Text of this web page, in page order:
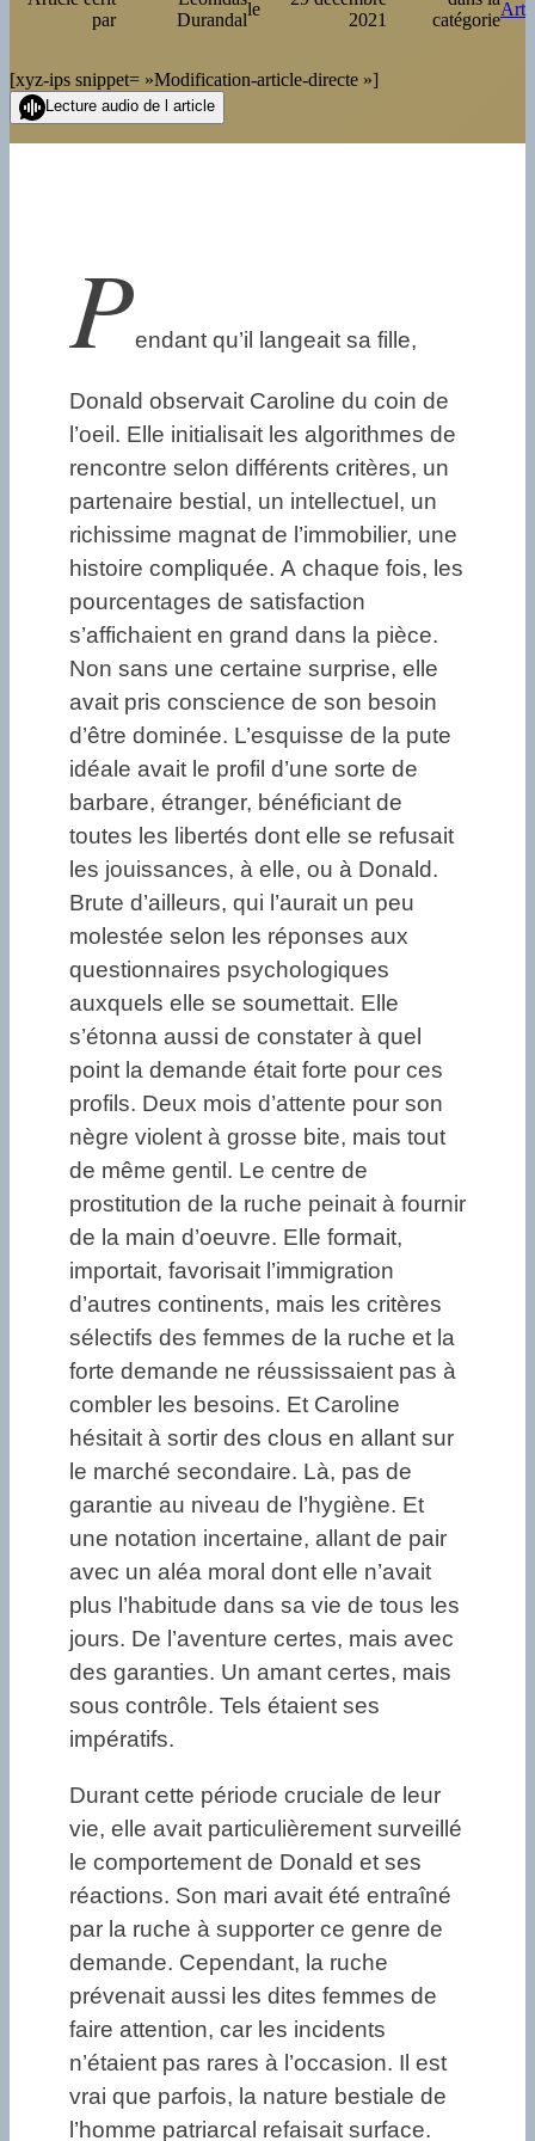
par
Durandal
le
2021
catégorie
Art
[xyz-ips snippet= »Modification-article-directe »]
Lecture audio de l article
Pendant qu’il langeait sa fille,
Donald observait Caroline du coin de
l’oeil. Elle initialisait les algorithmes de
rencontre selon différents critères, un
partenaire bestial, un intellectuel, un
richissime magnat de l’immobilier, une
histoire compliquée. A chaque fois, les
pourcentages de satisfaction
s’affichaient en grand dans la pièce.
Non sans une certaine surprise, elle
avait pris conscience de son besoin
d’être dominée. L’esquisse de la pute
idéale avait le profil d’une sorte de
barbare, étranger, bénéficiant de
toutes les libertés dont elle se refusait
les jouissances, à elle, ou à Donald.
Brute d’ailleurs, qui l’aurait un peu
molestée selon les réponses aux
questionnaires psychologiques
auxquels elle se soumettait. Elle
s’étonna aussi de constater à quel
point la demande était forte pour ces
profils. Deux mois d’attente pour son
nègre violent à grosse bite, mais tout
de même gentil. Le centre de
prostitution de la ruche peinait à fournir
de la main d’oeuvre. Elle formait,
importait, favorisait l’immigration
d’autres continents, mais les critères
sélectifs des femmes de la ruche et la
forte demande ne réussissaient pas à
combler les besoins. Et Caroline
hésitait à sortir des clous en allant sur
le marché secondaire. Là, pas de
garantie au niveau de l’hygiène. Et
une notation incertaine, allant de pair
avec un aléa moral dont elle n’avait
plus l’habitude dans sa vie de tous les
jours. De l’aventure certes, mais avec
des garanties. Un amant certes, mais
sous contrôle. Tels étaient ses
impératifs.
Durant cette période cruciale de leur
vie, elle avait particulièrement surveillé
le comportement de Donald et ses
réactions. Son mari avait été entraîné
par la ruche à supporter ce genre de
demande. Cependant, la ruche
prévenait aussi les dites femmes de
faire attention, car les incidents
n’étaient pas rares à l’occasion. Il est
vrai que parfois, la nature bestiale de
l’homme patriarcal refaisait surface.